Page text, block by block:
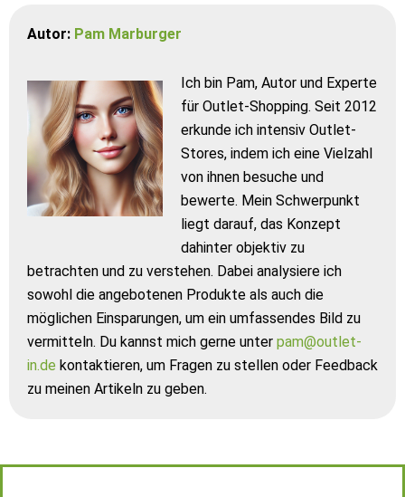
Autor: Pam Marburger
Ich bin Pam, Autor und Experte
für Outlet-Shopping. Seit 2012
erkunde ich intensiv Outlet-
Stores, indem ich eine Vielzahl
von ihnen besuche und
bewerte. Mein Schwerpunkt
liegt darauf, das Konzept
dahinter objektiv zu
betrachten und zu verstehen. Dabei analysiere ich
sowohl die angebotenen Produkte als auch die
möglichen Einsparungen, um ein umfassendes Bild zu
vermitteln. Du kannst mich gerne unter pam@outlet-
in.de kontaktieren, um Fragen zu stellen oder Feedback
zu meinen Artikeln zu geben.